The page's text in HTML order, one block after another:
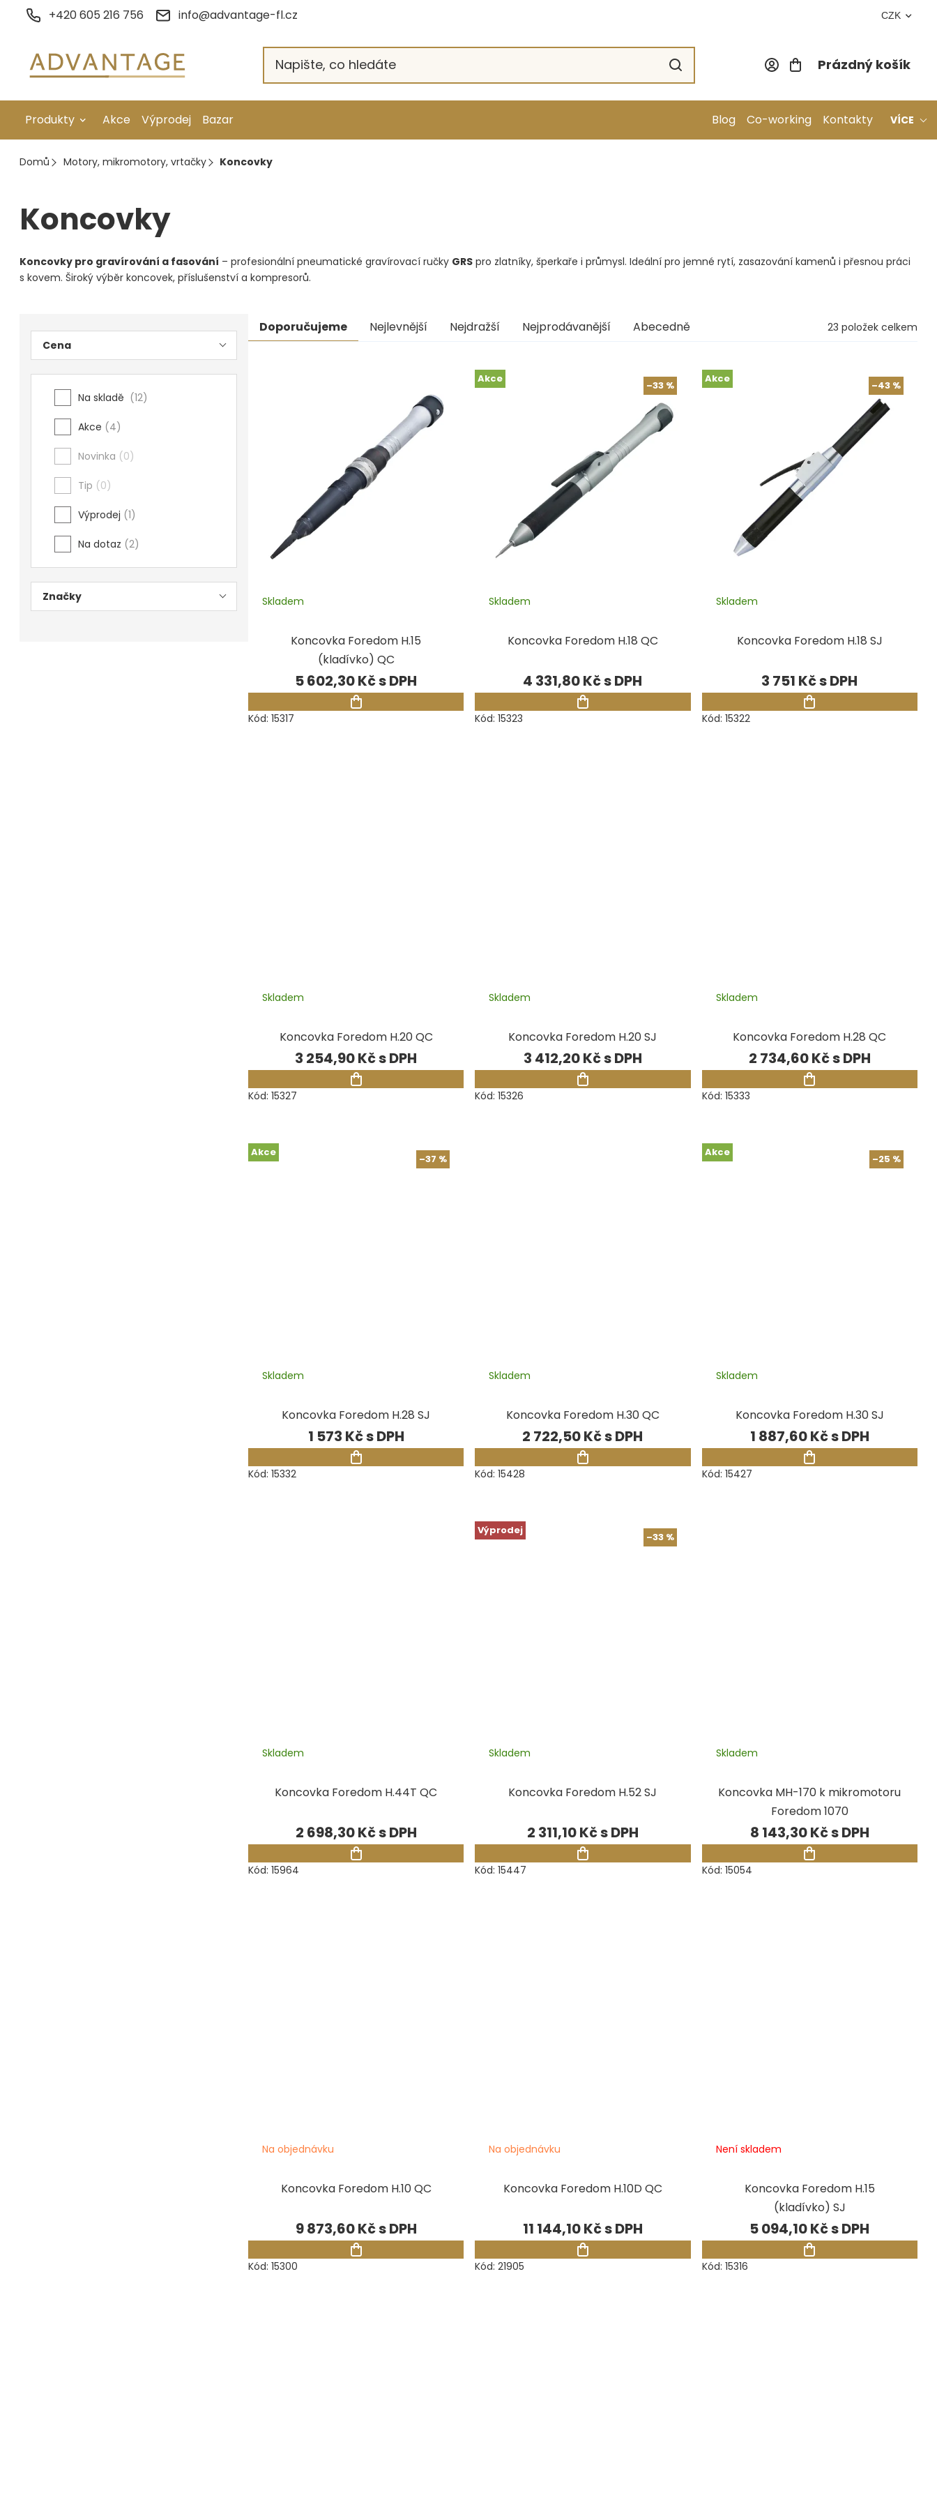
+420 605 216 756 info@advantage-fl.cz CZK
Nákupní
Prázdný košík
Produkty
Galvanické pokovení
Stopkové rotační nástroje
Strojní obrábění
Povrchové úpravy
Lití a tavení
Kameny
Motory, mikromotory, vrtačky
Literatura a DVD
Polotovary a komponenty
Drátování
Balení, prezentace a značení šperků
Akce Výprodej Bazar Blog Co-working Kontakty VÍCE
Domů Motory, mikromotory, vrtačky Koncovky
Koncovky
Koncovky pro gravírování a fasování – profesionální pneumatické gravírovací ručky GRS pro zlatníky, šperkaře i průmysl. Ideální pro jemné rytí, zasazování kamenů i přesnou práci
s kovem. Široký výběr koncovek, příslušenství a kompresorů.
Postranní
panel
Cena
Na skladě 12
Akce 4
Novinka 0
Tip 0
Výprodej 1
Na dotaz 2
Značky
Řazení
Doporučujeme Nejlevnější Nejdražší Nejprodávanější Abecedně 23 položek celkem
Koncovka Foredom H.15
(kladívko) QC
Skladem
5 602,30 Kč
Kód: 15317
Akce
–33 %
Koncovka Foredom H.18 QC
Skladem
4 331,80 Kč
Kód:15323
Akce
–43 %
Koncovka Foredom H.18 SJ
Skladem
3 751 Kč
Kód: 15322
Koncovka Foredom H.20 QC
Skladem
3 254,90 Kč
Kód: 15327
Koncovka Foredom H.20 SJ
Skladem
3 412,20 Kč
Kód:15326
Koncovka Foredom H.28 QC
Skladem
2 734,60 Kč
Kód: 15333
Akce
–37 %
Koncovka Foredom H.28 SJ
Skladem
1 573 Kč
Kód: 15332
Koncovka Foredom H.30 QC
Skladem
2 722,50 Kč
Kód:15428
Akce
–25 %
Koncovka Foredom H.30 SJ
Skladem
1 887,60 Kč
Kód: 15427
Koncovka Foredom H.44T QC
Skladem
2 698,30 Kč
Kód: 15964
Výprodej
–33 %
Koncovka Foredom H.52 SJ
Skladem
2 311,10 Kč
Kód:15447
Koncovka MH-170 k mikromotoru
Foredom 1070
Skladem
8 143,30 Kč
Kód: 15054
Koncovka Foredom H.10 QC
Na objednávku
9 873,60 Kč
Kód: 15300
Koncovka Foredom H.10D QC
Na objednávku
11 144,10 Kč
Kód:21905
Koncovka Foredom H.15
(kladívko) SJ
Není skladem
5 094,10 Kč
Kód: 15316